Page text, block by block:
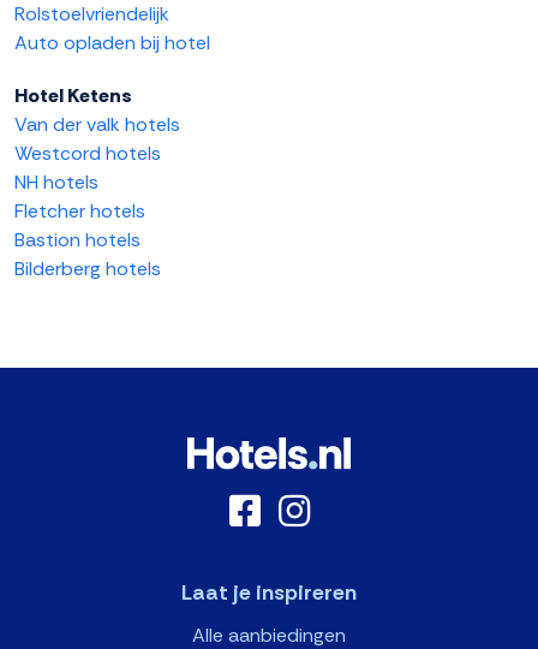
Rolstoelvriendelijk
Auto opladen bij hotel
Hotel Ketens
Van der valk hotels
Westcord hotels
NH hotels
Fletcher hotels
Bastion hotels
Bilderberg hotels
Laat je inspireren
Alle aanbiedingen